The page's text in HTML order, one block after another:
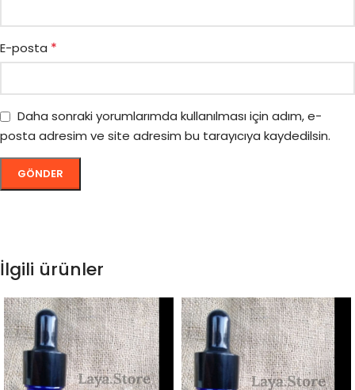
E-posta *
Daha sonraki yorumlarımda kullanılması için adım, e-
posta adresim ve site adresim bu tarayıcıya kaydedilsin.
İlgili ürünler